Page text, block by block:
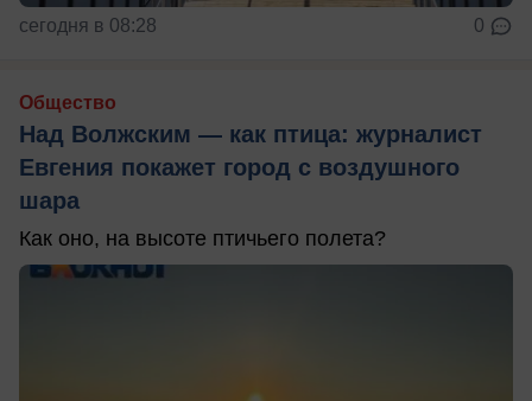
сегодня в 08:28 0
Общество
Над Волжским — как птица: журналист
Евгения покажет город с воздушного
шара
Как оно, на высоте птичьего полета?